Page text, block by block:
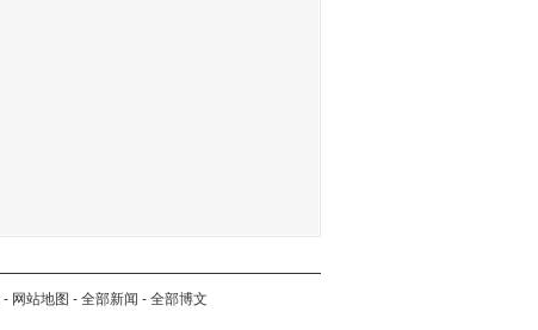
- 网站地图 - 全部新闻 - 全部博文